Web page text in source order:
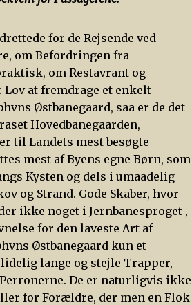
for de Rejsende ved
om Befordringen fra
om Restavrant og
at fremdrage et enkelt
Østbanegaard, saa er de det
Hovedbanegaarden,
til Landets mest besøgte
mest af Byens egne Børn, som
Kysten og dels i umaadelig
og Strand. Gode Skaber, hvor
ikke noget i Jernbanesproget ,
for den laveste Art af
Østbanegaard kun et
lange og stejle Trapper,
De er naturligvis ikke
for Forældre, der men en Flok